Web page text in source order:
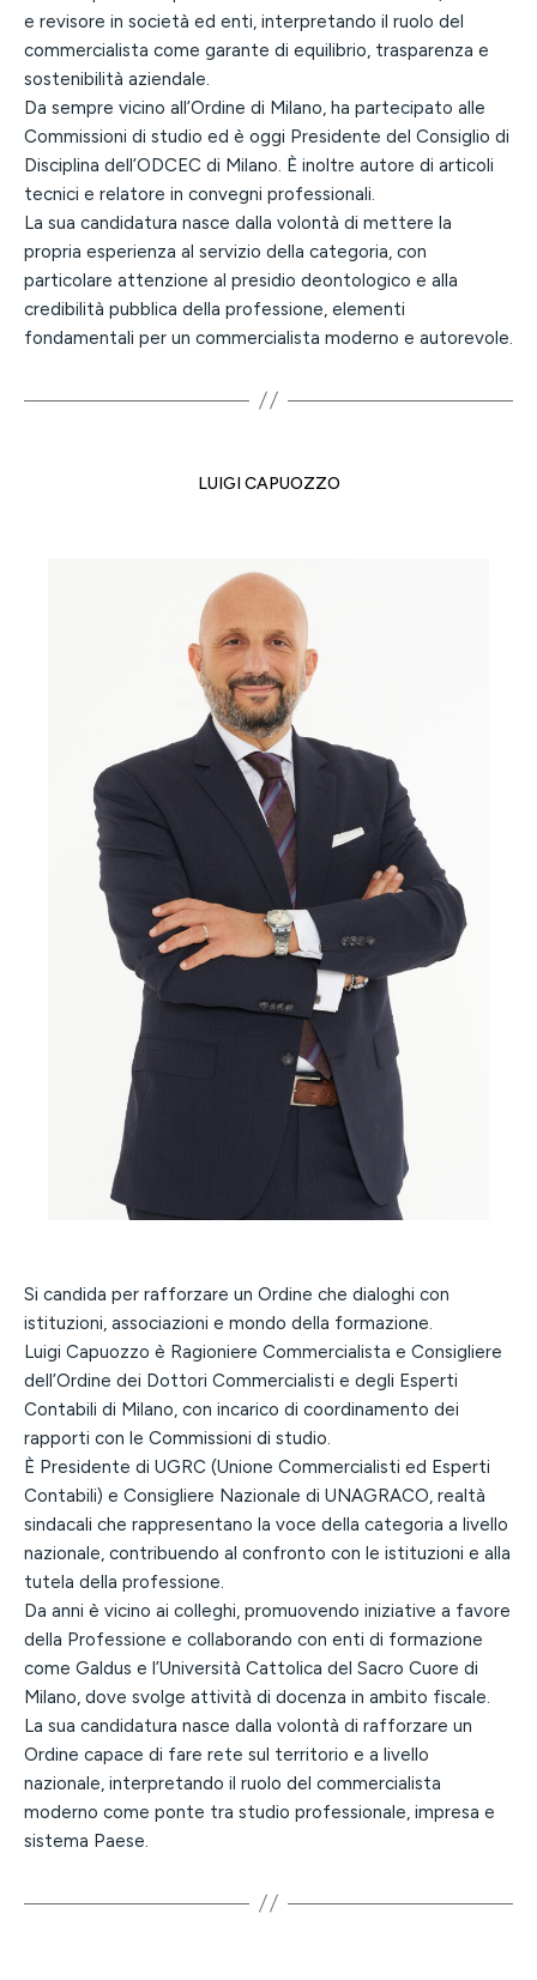
e revisore in società ed enti, interpretando il ruolo del
commercialista come garante di equilibrio, trasparenza e
sostenibilità aziendale.
Da sempre vicino all’Ordine di Milano, ha partecipato alle
Commissioni di studio ed è oggi Presidente del Consiglio di
Disciplina dell’ODCEC di Milano. È inoltre autore di articoli
tecnici e relatore in convegni professionali.
La sua candidatura nasce dalla volontà di mettere la
propria esperienza al servizio della categoria, con
particolare attenzione al presidio deontologico e alla
credibilità pubblica della professione, elementi
fondamentali per un commercialista moderno e autorevole.
LUIGI CAPUOZZO
Si candida per rafforzare un Ordine che dialoghi con
istituzioni, associazioni e mondo della formazione.
Luigi Capuozzo è Ragioniere Commercialista e Consigliere
dell’Ordine dei Dottori Commercialisti e degli Esperti
Contabili di Milano, con incarico di coordinamento dei
rapporti con le Commissioni di studio.
È Presidente di UGRC (Unione Commercialisti ed Esperti
Contabili) e Consigliere Nazionale di UNAGRACO, realtà
sindacali che rappresentano la voce della categoria a livello
nazionale, contribuendo al confronto con le istituzioni e alla
tutela della professione.
Da anni è vicino ai colleghi, promuovendo iniziative a favore
della Professione e collaborando con enti di formazione
come Galdus e l’Università Cattolica del Sacro Cuore di
Milano, dove svolge attività di docenza in ambito fiscale.
La sua candidatura nasce dalla volontà di rafforzare un
Ordine capace di fare rete sul territorio e a livello
nazionale, interpretando il ruolo del commercialista
moderno come ponte tra studio professionale, impresa e
sistema Paese.